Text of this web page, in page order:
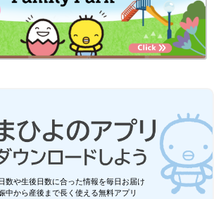
数や生後日数に合った情報を毎日お届け
中から産後まで長く使える無料アプリ